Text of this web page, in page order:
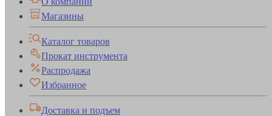
Магазины
Каталог товаров
Прокат инструмента
Распродажа
Избранное
Доставка и подъем